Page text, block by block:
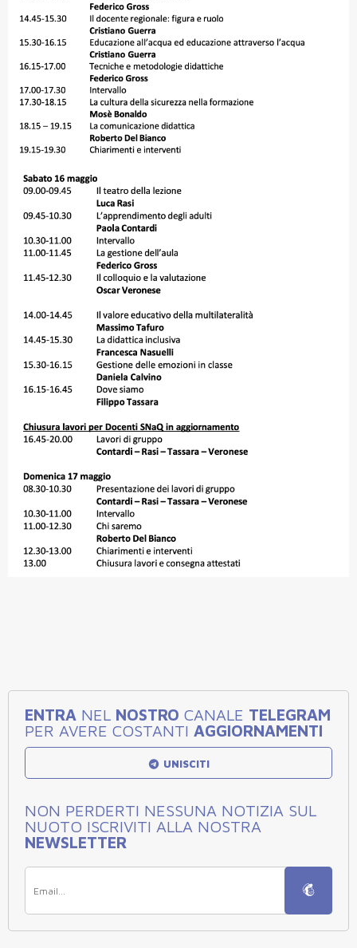
ENTRA NEL NOSTRO CANALE TELEGRAM
PER AVERE COSTANTI AGGIORNAMENTI
UNISCITI
NON PERDERTI NESSUNA NOTIZIA SUL
NUOTO ISCRIVITI ALLA NOSTRA
NEWSLETTER